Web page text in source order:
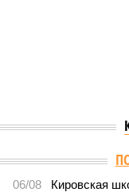
06/08
Кировская